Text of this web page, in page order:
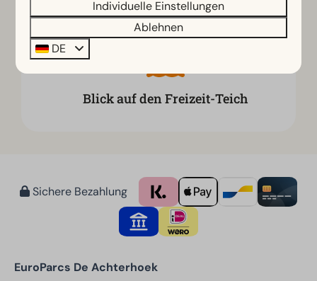
Wasserspaß garantiert
Blick auf den Freizeit-Teich
Sichere Bezahlung
EuroParcs De Achterhoek
Individuelle Einstellungen
Ablehnen
DE